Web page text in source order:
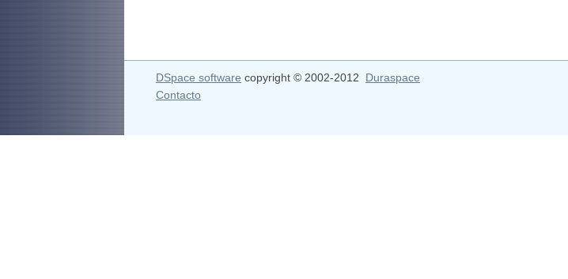
DSpace software copyright © 2002-2012 Duraspace
Contacto